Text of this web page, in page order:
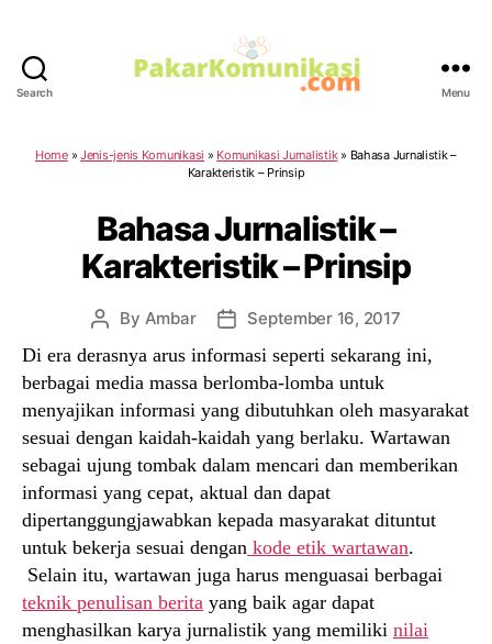
Search Menu
Home» Jenis-jenis Komunikasi » Komunikasi Jurnalistik» Bahasa Jurnalistik –
Karakteristik – Prinsip
Bahasa Jurnalistik –
Karakteristik – Prinsip
Post
By Ambar
PostSeptember 16, 2017
Di era derasnya arus informasi seperti sekarang ini,
berbagai media massa berlomba-lomba untuk
menyajikan informasi yang dibutuhkan oleh masyarakat
sesuai dengan kaidah-kaidah yang berlaku. Wartawan
sebagai ujung tombak dalam mencari dan memberikan
informasi yang cepat, aktual dan dapat
dipertanggungjawabkan kepada masyarakat dituntut
untuk bekerja sesuai dengan kode etik wartawan.
Selain itu, wartawan juga harus menguasai berbagai
teknik penulisan berita yang baik agar dapat
menghasilkan karya jurnalistik yang memiliki nilai